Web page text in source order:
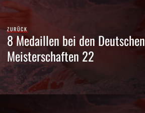
ZURÜCK
8 Medaillen bei den Deutschen
Meisterschaften 22